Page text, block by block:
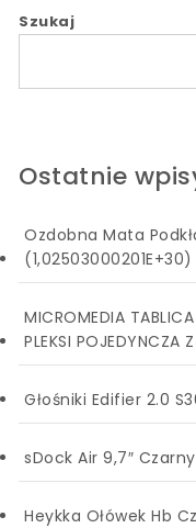
Szukaj
Ostatnie
Ozdobna Mata
(1,02503000201E+30)
MICROMEDIA
PLEKSI
Głośniki Edifier 2.0
sDock Air 9,7″ Czarny
Heykka Ołówek Hb